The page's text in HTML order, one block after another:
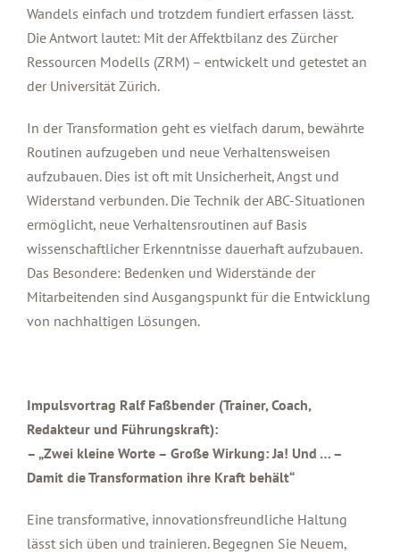
Wandels einfach und trotzdem fundiert erfassen lässt.
Die Antwort lautet: Mit der Affektbilanz des Zürcher
Ressourcen Modells (ZRM) – entwickelt und getestet an
der Universität Zürich.
In der Transformation geht es vielfach darum, bewährte
Routinen aufzugeben und neue Verhaltensweisen
aufzubauen. Dies ist oft mit Unsicherheit, Angst und
Widerstand verbunden. Die Technik der ABC-Situationen
ermöglicht, neue Verhaltensroutinen auf Basis
wissenschaftlicher Erkenntnisse dauerhaft aufzubauen.
Das Besondere: Bedenken und Widerstände der
Mitarbeitenden sind Ausgangspunkt für die Entwicklung
von nachhaltigen Lösungen.
Impulsvortrag Ralf Faßbender (Trainer, Coach,
Redakteur und Führungskraft):
– „Zwei kleine Worte – Große Wirkung: Ja! Und … –
Damit die Transformation ihre Kraft behält“
Eine transformative, innovationsfreundliche Haltung
lässt sich üben und trainieren. Begegnen Sie Neuem,